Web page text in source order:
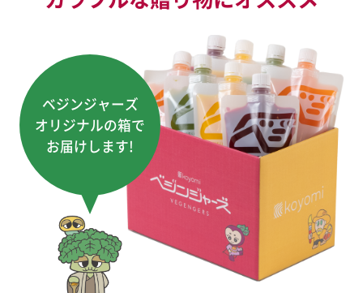
ベジンジャーズ
オリジナルの箱で
お届けします!